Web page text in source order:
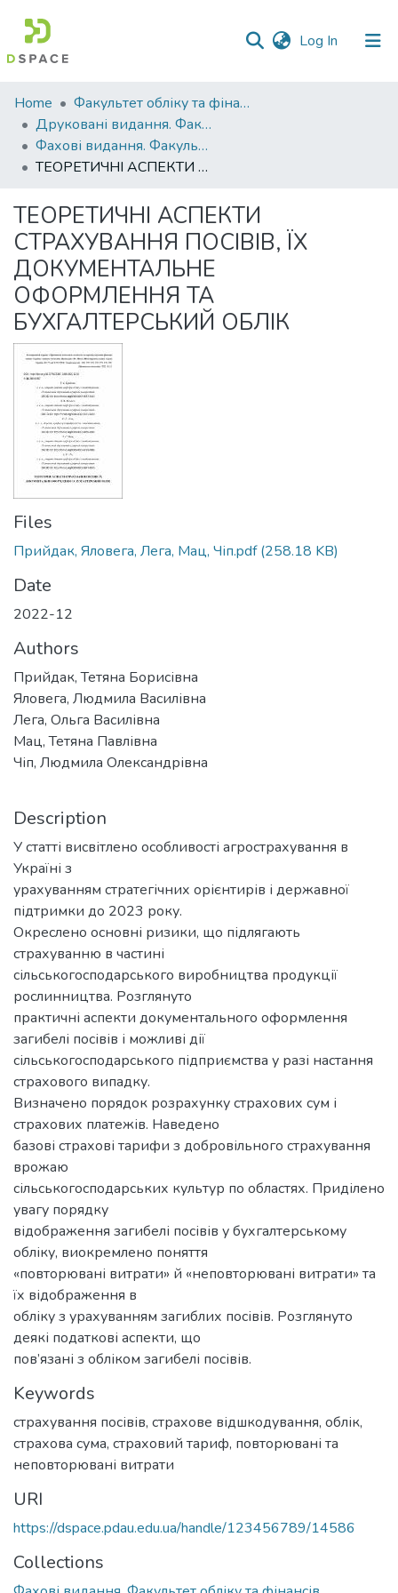
Log In (current)
Communities
&
Collections
Statistics
Home
Факультет обліку та фінансів
Друковані видання. Факультет обліку та фінансів
Фахові видання. Факультет обліку та фінансів
ТЕОРЕТИЧНІ АСПЕКТИ СТРАХУВАННЯ ПОСІВІВ, ЇХ ДОКУМЕНТАЛЬНЕ ОФОРМЛЕННЯ ТА БУХГАЛТЕРСЬКИЙ ОБЛІК
ТЕОРЕТИЧНІ АСПЕКТИ
СТРАХУВАННЯ ПОСІВІВ, ЇХ
ДОКУМЕНТАЛЬНЕ
ОФОРМЛЕННЯ ТА
БУХГАЛТЕРСЬКИЙ ОБЛІК
Files
Прийдак, Яловега, Лега, Мац, Чіп.pdf(258.18 KB)
Date
2022-12
Authors
Прийдак, Тетяна Борисівна
Яловега, Людмила Василівна
Лега, Ольга Василівна
Мац, Тетяна Павлівна
Чіп, Людмила Олександрівна
Description
У статті висвітлено особливості агрострахування в
Україні з
урахуванням стратегічних орієнтирів і державної
підтримки до 2023 року.
Окреслено основні ризики, що підлягають
страхуванню в частині
сільськогосподарського виробництва продукції
рослинництва. Розглянуто
практичні аспекти документального оформлення
загибелі посівів і можливі дії
сільськогосподарського підприємства у разі настання
страхового випадку.
Визначено порядок розрахунку страхових сум і
страхових платежів. Наведено
базові страхові тарифи з добровільного страхування
врожаю
сільськогосподарських культур по областях. Приділено
увагу порядку
відображення загибелі посівів у бухгалтерському
обліку, виокремлено поняття
«повторювані витрати» й «неповторювані витрати» та
їх відображення в
обліку з урахуванням загиблих посівів. Розглянуто
деякі податкові аспекти, що
пов’язані з обліком загибелі посівів.
Keywords
страхування посівів, страхове відшкодування, облік,
страхова сума, страховий тариф, повторювані та
неповторювані витрати
URI
https://dspace.pdau.edu.ua/handle/123456789/14586
Collections